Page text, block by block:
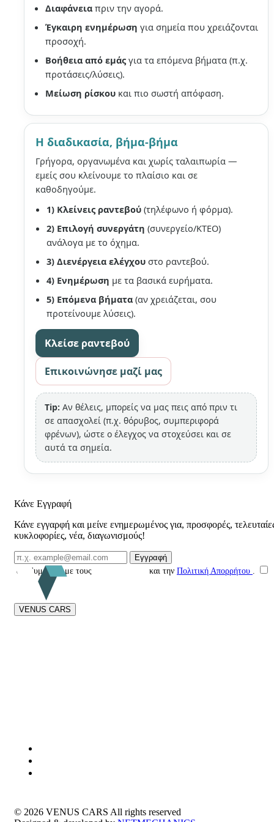
Διαφάνεια πριν την αγορά.
Έγκαιρη ενημέρωση για σημεία που χρειάζονται
προσοχή.
Βοήθεια από εμάς για τα επόμενα βήματα (π.χ.
προτάσεις/λύσεις).
Μείωση ρίσκου και πιο σωστή απόφαση.
Η διαδικασία, βήμα-βήμα
Γρήγορα, οργανωμένα και χωρίς ταλαιπωρία —
εμείς σου κλείνουμε το πλαίσιο και σε
καθοδηγούμε.
1) Κλείνεις ραντεβού (τηλέφωνο ή φόρμα).
2) Επιλογή συνεργάτη (συνεργείο/ΚΤΕΟ)
ανάλογα με το όχημα.
3) Διενέργεια ελέγχου στο ραντεβού.
4) Ενημέρωση με τα βασικά ευρήματα.
5) Επόμενα βήματα (αν χρειάζεται, σου
προτείνουμε λύσεις).
Κλείσε ραντεβού
Επικοινώνησε μαζί μας
Tip: Αν θέλεις, μπορείς να μας πεις από πριν τι
σε απασχολεί (π.χ. θόρυβος, συμπεριφορά
φρένων), ώστε ο έλεγχος να στοχεύσει και σε
αυτά τα σημεία.
Κάνε Εγγραφή
Κάνε εγγαρφή και μείνε ενημερωμένος για, προσφορές,
κυκλοφορίες, νέα, διαγωνισμούς!
Email Επικοινωνίας
Εγγραφή
Συμφωνώ με τους
και την Πολιτική Απορρήτου .
VENUS CARS
© 2026 VENUS CARS All rights reserved